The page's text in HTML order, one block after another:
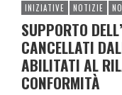
INIZIATIVE NOTIZIE
SUPPORTO
CANCELLATI
ABILITATI AL
CONFORMITÀ